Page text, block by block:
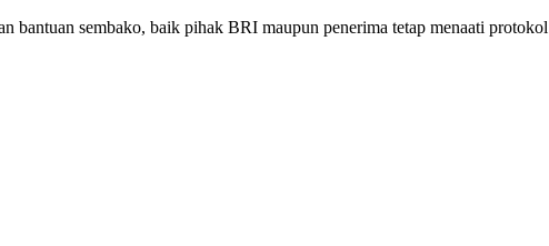
bantuan sembako, baik pihak BRI maupun penerima tetap menaati